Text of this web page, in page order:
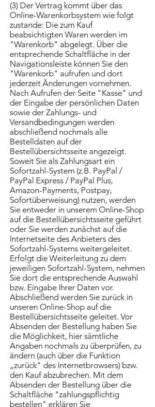
(3) Der Vertrag kommt über das
Online-Warenkorbsystem wie folgt
zustande: Die zum Kauf
beabsichtigten Waren werden im
"Warenkorb" abgelegt. Über die
entsprechende Schaltfläche in der
Navigationsleiste können Sie den
"Warenkorb" aufrufen und dort
jederzeit Änderungen vornehmen.
Nach Aufrufen der Seite "Kasse" und
der Eingabe der persönlichen Daten
sowie der Zahlungs- und
Versandbedingungen werden
abschließend nochmals alle
Bestelldaten auf der
Bestellübersichtsseite angezeigt.
Soweit Sie als Zahlungsart ein
Sofortzahl-System (z.B. PayPal /
PayPal Express / PayPal Plus,
Amazon-Payments, Postpay,
Sofortüberweisung) nutzen, werden
Sie entweder in unserem Online-Shop
auf die Bestellübersichtsseite geführt
oder Sie werden zunächst auf die
Internetseite des Anbieters des
Sofortzahl-Systems weitergeleitet.
Erfolgt die Weiterleitung zu dem
jeweiligen Sofortzahl-System, nehmen
Sie dort die entsprechende Auswahl
bzw. Eingabe Ihrer Daten vor.
Abschließend werden Sie zurück in
unseren Online-Shop auf die
Bestellübersichtsseite geleitet. Vor
Absenden der Bestellung haben Sie
die Möglichkeit, hier sämtliche
Angaben nochmals zu überprüfen, zu
ändern (auch über die Funktion
„zurück" des Internetbrowsers) bzw.
den Kauf abzubrechen. Mit dem
Absenden der Bestellung über die
Schaltfläche "zahlungspflichtig
bestellen" erklären Sie